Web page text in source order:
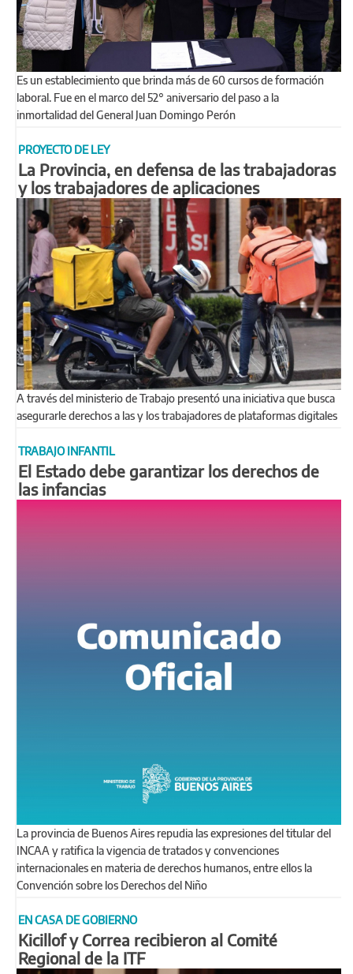
Es un establecimiento que brinda más de 60 cursos de formación
laboral. Fue en el marco del 52° aniversario del paso a la
inmortalidad del General Juan Domingo Perón
PROYECTO DE LEY
La Provincia, en defensa de las trabajadoras
y los trabajadores de aplicaciones
A través del ministerio de Trabajo presentó una iniciativa que busca
asegurarle derechos a las y los trabajadores de plataformas digitales
TRABAJO INFANTIL
El Estado debe garantizar los derechos de
las infancias
La provincia de Buenos Aires repudia las expresiones del titular del
INCAA y ratifica la vigencia de tratados y convenciones
internacionales en materia de derechos humanos, entre ellos la
Convención sobre los Derechos del Niño
EN CASA DE GOBIERNO
Kicillof y Correa recibieron al Comité
Regional de la ITF